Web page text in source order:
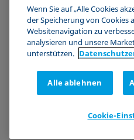
Stellenangebote
Events
Impressum
Datenschutzerklärung
Cookie-Richtlinie
Zertifizierungen (ISO 9001)
Newsletter-Anmeldung
WERDE TEIL DER KRÜSS COMMUNITY
Wenn Sie auf „Alle Cookies
der Speicherung von Cookies
Websitenavigation zu
analysieren und unsere
unterstützen.
Alle ablehnen
Cookie-